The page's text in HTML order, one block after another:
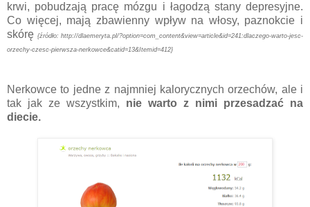
krwi, pobudzają pracę mózgu i łagodzą stany depresyjne.
Co więcej, mają zbawienny wpływ na włosy, paznokcie i
skórę {źródło: http://dlaemeryta.pl/?option=com_content&view=article&id=241:dlaczego-warto-jesc-
orzechy-czesc-pierwsza-nerkowce&catid=13&Itemid=412}
Nerkowce to jedne z najmniej kalorycznych orzechów, ale i
tak jak ze wszystkim, nie warto z nimi przesadzać na
diecie.